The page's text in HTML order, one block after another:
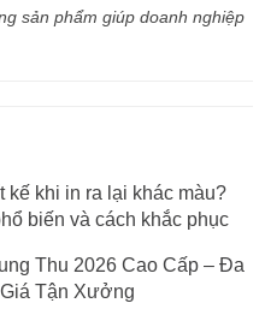
sản phẩm giúp doanh nghiệp
kế khi in ra lại khác màu?
biến và cách khắc phục
Thu 2026 Cao Cấp – Đa
Tận Xưởng